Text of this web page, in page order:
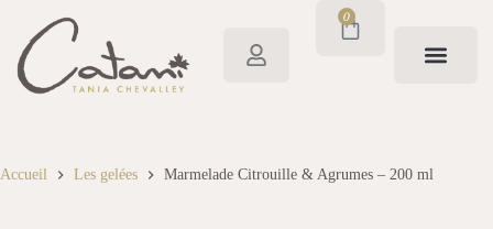
0
Accueil Les gelées Marmelade Citrouille & Agrumes – 200 ml